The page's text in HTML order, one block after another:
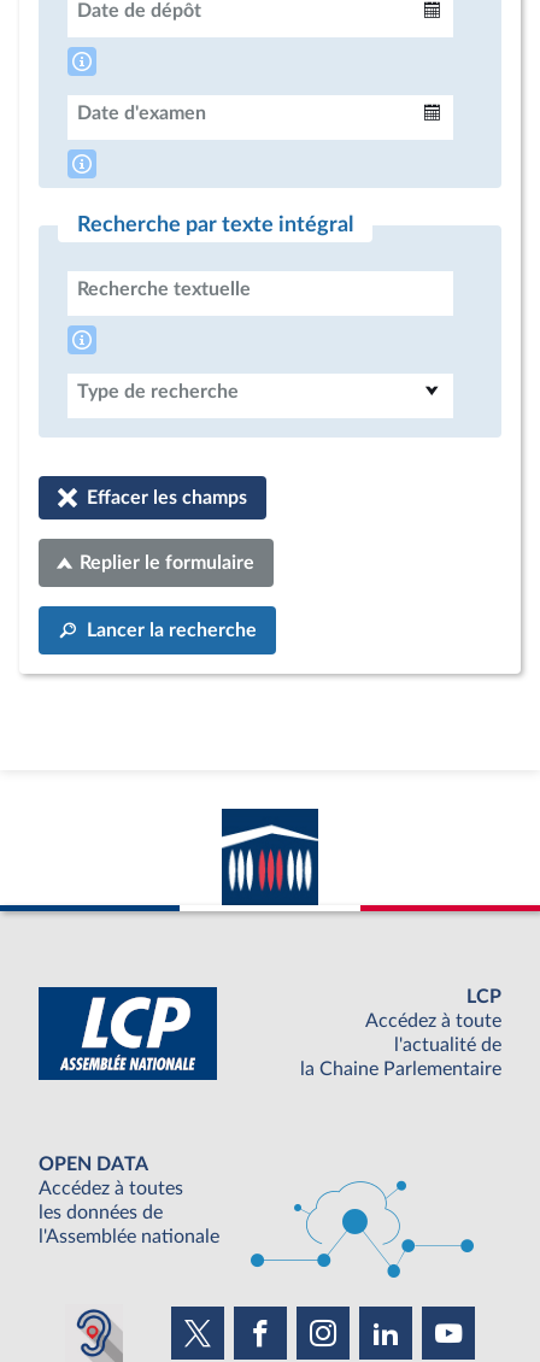
Date de dépôt
Date d'examen
Recherche par texte intégral
Recherche textuelle
Type de recherche
Effacer les champs
Replier le formulaire
Lancer la recherche
LCP
Accédez à toute
l'actualité de
la Chaine Parlementaire
OPEN DATA
Accédez à toutes
les données de
l'Assemblée nationale